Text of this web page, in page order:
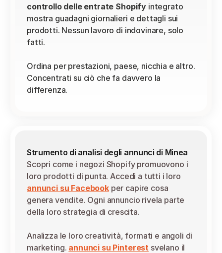
controllo delle entrate Shopify integrato
mostra guadagni giornalieri e dettagli sui
prodotti. Nessun lavoro di indovinare, solo
fatti.
Ordina per prestazioni, paese, nicchia e altro.
Concentrati su ciò che fa davvero la
differenza.
Strumento di analisi degli annunci di Minea
Scopri come i negozi Shopify promuovono i
annunci su Facebook per capire cosa
genera vendite. Ogni annuncio rivela parte
della loro strategia di crescita.
Analizza le loro creatività, formati e angoli di
marketing. annunci su Pinterest svelano il